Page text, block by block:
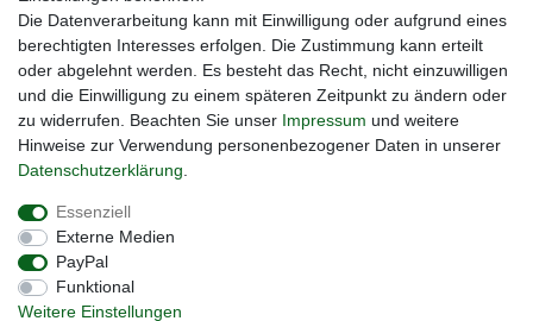
Die Datenverarbeitung kann mit Einwilligung oder aufgrund eines
berechtigten Interesses erfolgen. Die Zustimmung kann erteilt
oder abgelehnt werden. Es besteht das Recht, nicht einzuwilligen
und die Einwilligung zu einem späteren Zeitpunkt zu ändern oder
zu widerrufen. Beachten Sie unser Impressum und weitere
Hinweise zur Verwendung personenbezogener Daten in unserer
Daten­schutz­erklärung
Essenziell
Externe Medien
PayPal
Funktional
Weitere Einstellungen